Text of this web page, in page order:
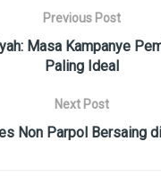
Previous Post
Masa Kampanye
Paling Ideal
Next Post
Non Parpol Bersaing